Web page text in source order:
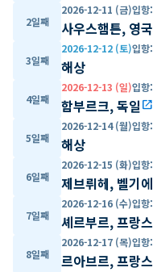
2일째
2026-12-11 (금)입항:
사우스햄튼, 영국
3일째
2026-12-12 (토)입항:
해상
4일째
2026-12-13 (일)입항:
함부르크, 독일 open_in_new
5일째
2026-12-14 (월)입항:
해상
6일째
2026-12-15 (화)입항:
제브뤼헤, 벨기에
7일째
2026-12-16 (수)입항:
셰르부르, 프랑스
8일째
2026-12-17 (목)입항:
르아브르, 프랑스